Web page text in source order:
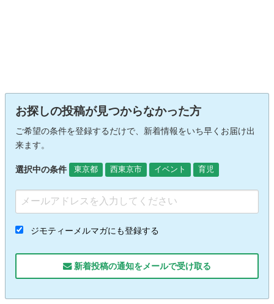
お探しの投稿が見つからなかった方
ご希望の条件を登録するだけで、新着情報をいち早くお届け出
来ます。
選択中の条件 東京都 西東京市 イベント 育児
ジモティーメルマガにも登録する
新着投稿の通知をメールで受け取る